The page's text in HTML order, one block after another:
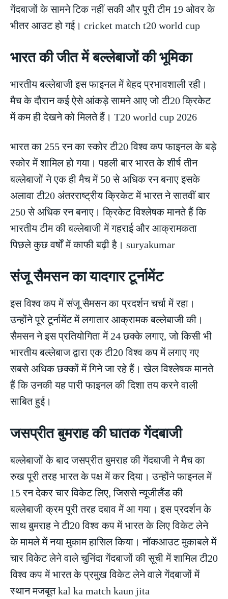
गेंदबाजों के सामने टिक नहीं सकी और पूरी टीम 19 ओवर के
भीतर आउट हो गई। cricket match t20 world cup
भारत की जीत में बल्लेबाजों की भूमिका
भारतीय बल्लेबाजी इस फाइनल में बेहद प्रभावशाली रही।
मैच के दौरान कई ऐसे आंकड़े सामने आए जो टी20 क्रिकेट
में कम ही देखने को मिलते हैं। T20 world cup 2026
भारत का 255 रन का स्कोर टी20 विश्व कप फाइनल के बड़े
स्कोर में शामिल हो गया। पहली बार भारत के शीर्ष तीन
बल्लेबाजों ने एक ही मैच में 50 से अधिक रन बनाए इसके
अलावा टी20 अंतरराष्ट्रीय क्रिकेट में भारत ने सातवीं बार
250 से अधिक रन बनाए। क्रिकेट विश्लेषक मानते हैं कि
भारतीय टीम की बल्लेबाजी में गहराई और आक्रामकता
पिछले कुछ वर्षों में काफी बढ़ी है। suryakumar
संजू सैमसन का यादगार टूर्नामेंट
इस विश्व कप में संजू सैमसन का प्रदर्शन चर्चा में रहा।
उन्होंने पूरे टूर्नामेंट में लगातार आक्रामक बल्लेबाजी की।
सैमसन ने इस प्रतियोगिता में 24 छक्के लगाए, जो किसी भी
भारतीय बल्लेबाज द्वारा एक टी20 विश्व कप में लगाए गए
सबसे अधिक छक्कों में गिने जा रहे हैं। खेल विश्लेषक मानते
हैं कि उनकी यह पारी फाइनल की दिशा तय करने वाली
साबित हुई।
जसप्रीत बुमराह की घातक गेंदबाजी
बल्लेबाजों के बाद जसप्रीत बुमराह की गेंदबाजी ने मैच का
रुख पूरी तरह भारत के पक्ष में कर दिया। उन्होंने फाइनल में
15 रन देकर चार विकेट लिए, जिससे न्यूजीलैंड की
बल्लेबाजी क्रम पूरी तरह दबाव में आ गया। इस प्रदर्शन के
साथ बुमराह ने टी20 विश्व कप में भारत के लिए विकेट लेने
के मामले में नया मुकाम हासिल किया। नॉकआउट मुकाबले में
चार विकेट लेने वाले चुनिंदा गेंदबाजों की सूची में शामिल टी20
विश्व कप में भारत के प्रमुख विकेट लेने वाले गेंदबाजों में
स्थान मजबूत kal ka match kaun jita